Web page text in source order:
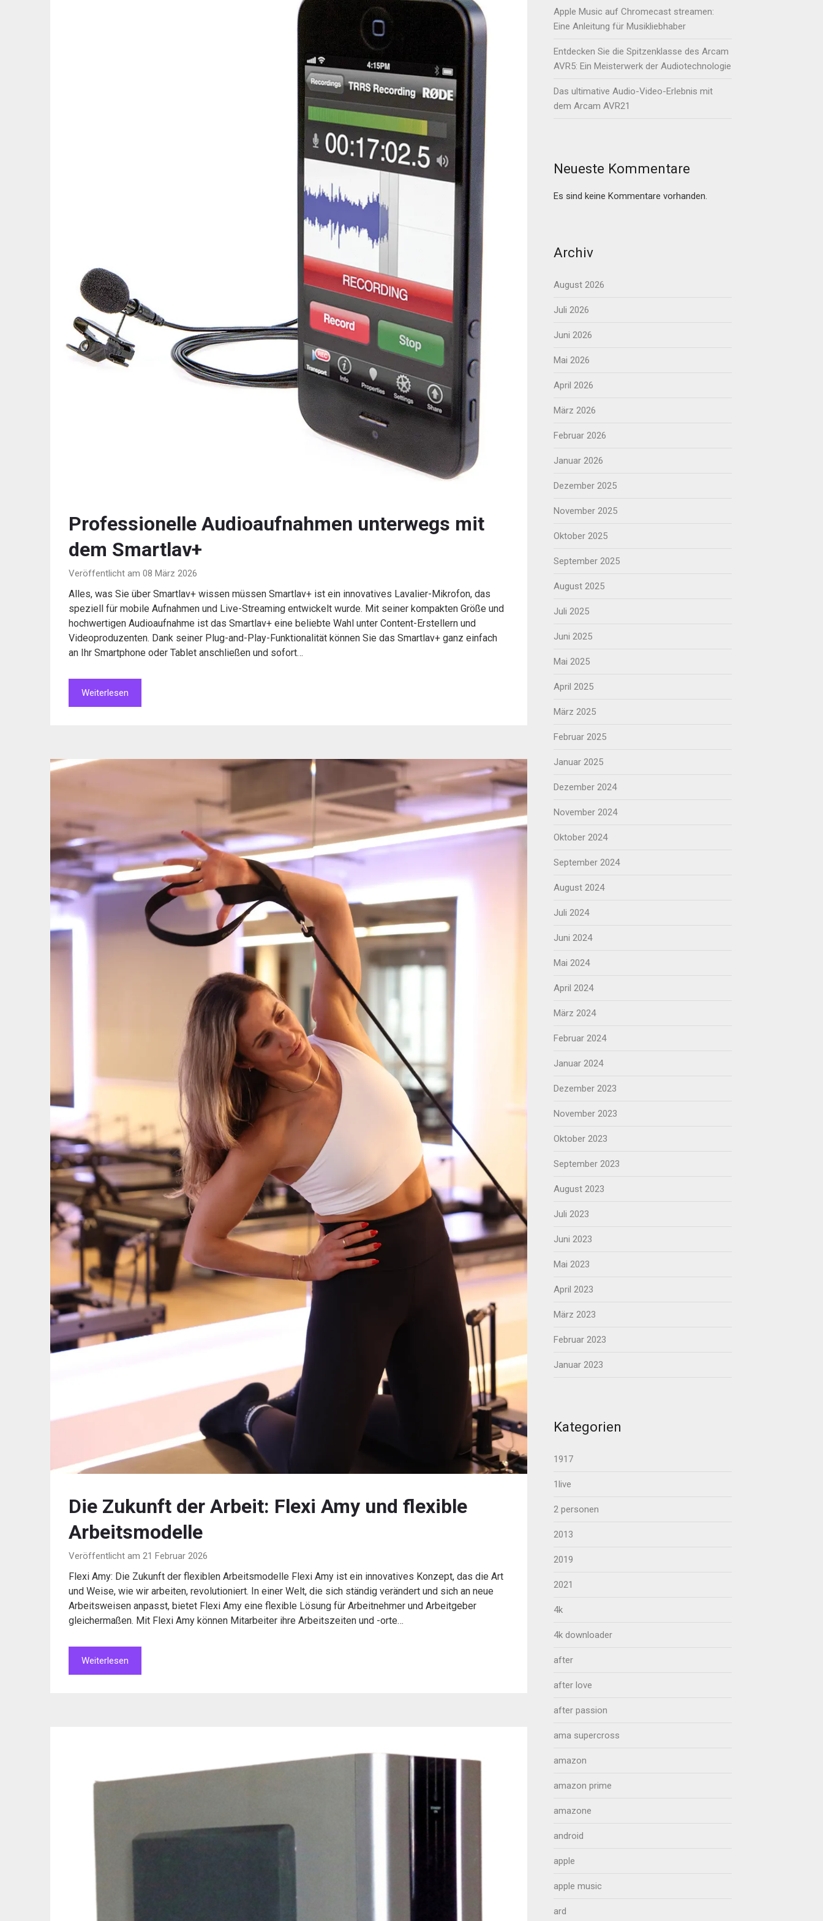
Professionelle Audioaufnahmen unterwegs mit
dem Smartlav+
Veröffentlicht am 08 März 2026
Alles, was Sie über Smartlav+ wissen müssen Smartlav+ ist ein innovatives Lavalier-Mikrofon, das
speziell für mobile Aufnahmen und Live-Streaming entwickelt wurde. Mit seiner kompakten Größe und
hochwertigen Audioaufnahme ist das Smartlav+ eine beliebte Wahl unter Content-Erstellern und
Videoproduzenten. Dank seiner Plug-and-Play-Funktionalität können Sie das Smartlav+ ganz einfach
an Ihr Smartphone oder Tablet anschließen und sofort…
Weiterlesen
Die Zukunft der Arbeit: Flexi Amy und flexible
Arbeitsmodelle
Veröffentlicht am 21 Februar 2026
Flexi Amy: Die Zukunft der flexiblen Arbeitsmodelle Flexi Amy ist ein innovatives Konzept, das die Art
und Weise, wie wir arbeiten, revolutioniert. In einer Welt, die sich ständig verändert und sich an neue
Arbeitsweisen anpasst, bietet Flexi Amy eine flexible Lösung für Arbeitnehmer und Arbeitgeber
gleichermaßen. Mit Flexi Amy können Mitarbeiter ihre Arbeitszeiten und -orte…
Weiterlesen
Apple Music auf Chromecast streamen:
Eine Anleitung für Musikliebhaber
Entdecken Sie die Spitzenklasse des Arcam
AVR5: Ein Meisterwerk der Audiotechnologie
Das ultimative Audio-Video-Erlebnis mit
dem Arcam AVR21
Neueste Kommentare
Es sind keine Kommentare vorhanden.
Archiv
August 2026
Juli 2026
Juni 2026
Mai 2026
April 2026
März 2026
Februar 2026
Januar 2026
Dezember 2025
November 2025
Oktober 2025
September 2025
August 2025
Juli 2025
Juni 2025
Mai 2025
April 2025
März 2025
Februar 2025
Januar 2025
Dezember 2024
November 2024
Oktober 2024
September 2024
August 2024
Juli 2024
Juni 2024
Mai 2024
April 2024
März 2024
Februar 2024
Januar 2024
Dezember 2023
November 2023
Oktober 2023
September 2023
August 2023
Juli 2023
Juni 2023
Mai 2023
April 2023
März 2023
Februar 2023
Januar 2023
Kategorien
1917
1live
2 personen
2013
2019
2021
4k
4k downloader
after
after love
after passion
ama supercross
amazon
amazon prime
amazone
android
apple
apple music
ard